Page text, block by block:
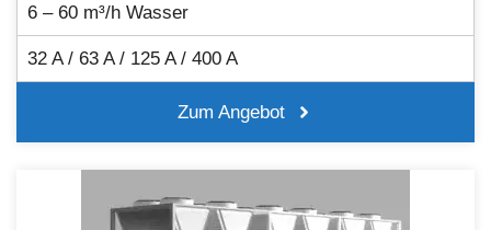
6 – 60 m³/h Wasser
32 A / 63 A / 125 A / 400 A
Zum Angebot